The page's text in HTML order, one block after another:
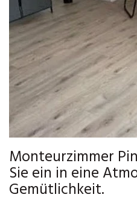
Monteurzimmer
Sie ein in eine
Gemütlichkeit.